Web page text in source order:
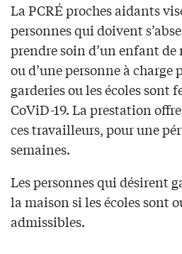
La PCRÉ proches aidants
personnes qui doivent
prendre soin d’un enfant de
ou d’une personne à charge
garderies ou les écoles sont
CoViD-19. La prestation
ces travailleurs, pour une
semaines.
Les personnes qui désirent
la maison si les écoles sont
admissibles.